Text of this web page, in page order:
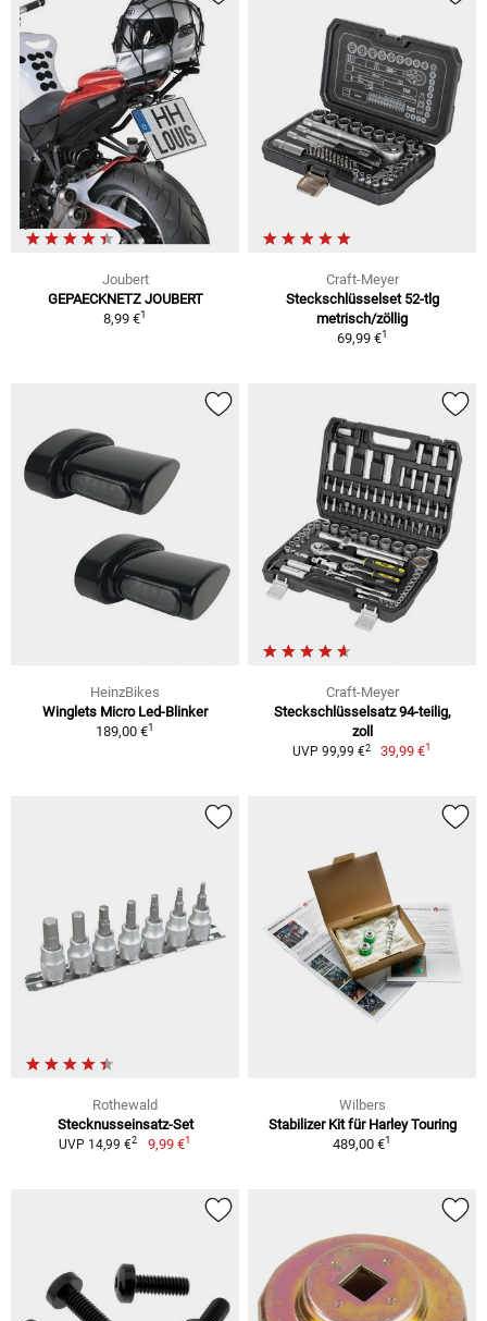
Joubert
GEPAECKNETZ JOUBERT
8,99 €1
Craft-Meyer
Steckschlüsselset 52-tlg
metrisch/zöllig
69,99 €1
HeinzBikes
Winglets Micro Led-Blinker
189,00 €1
Craft-Meyer
Steckschlüsselsatz 94-teilig,
zoll
UVP 99,99 €2 39,99 €1
Rothewald
Stecknusseinsatz-Set
UVP 14,99 €2 9,99 €1
Wilbers
Stabilizer Kit für Harley Touring
489,00 €1